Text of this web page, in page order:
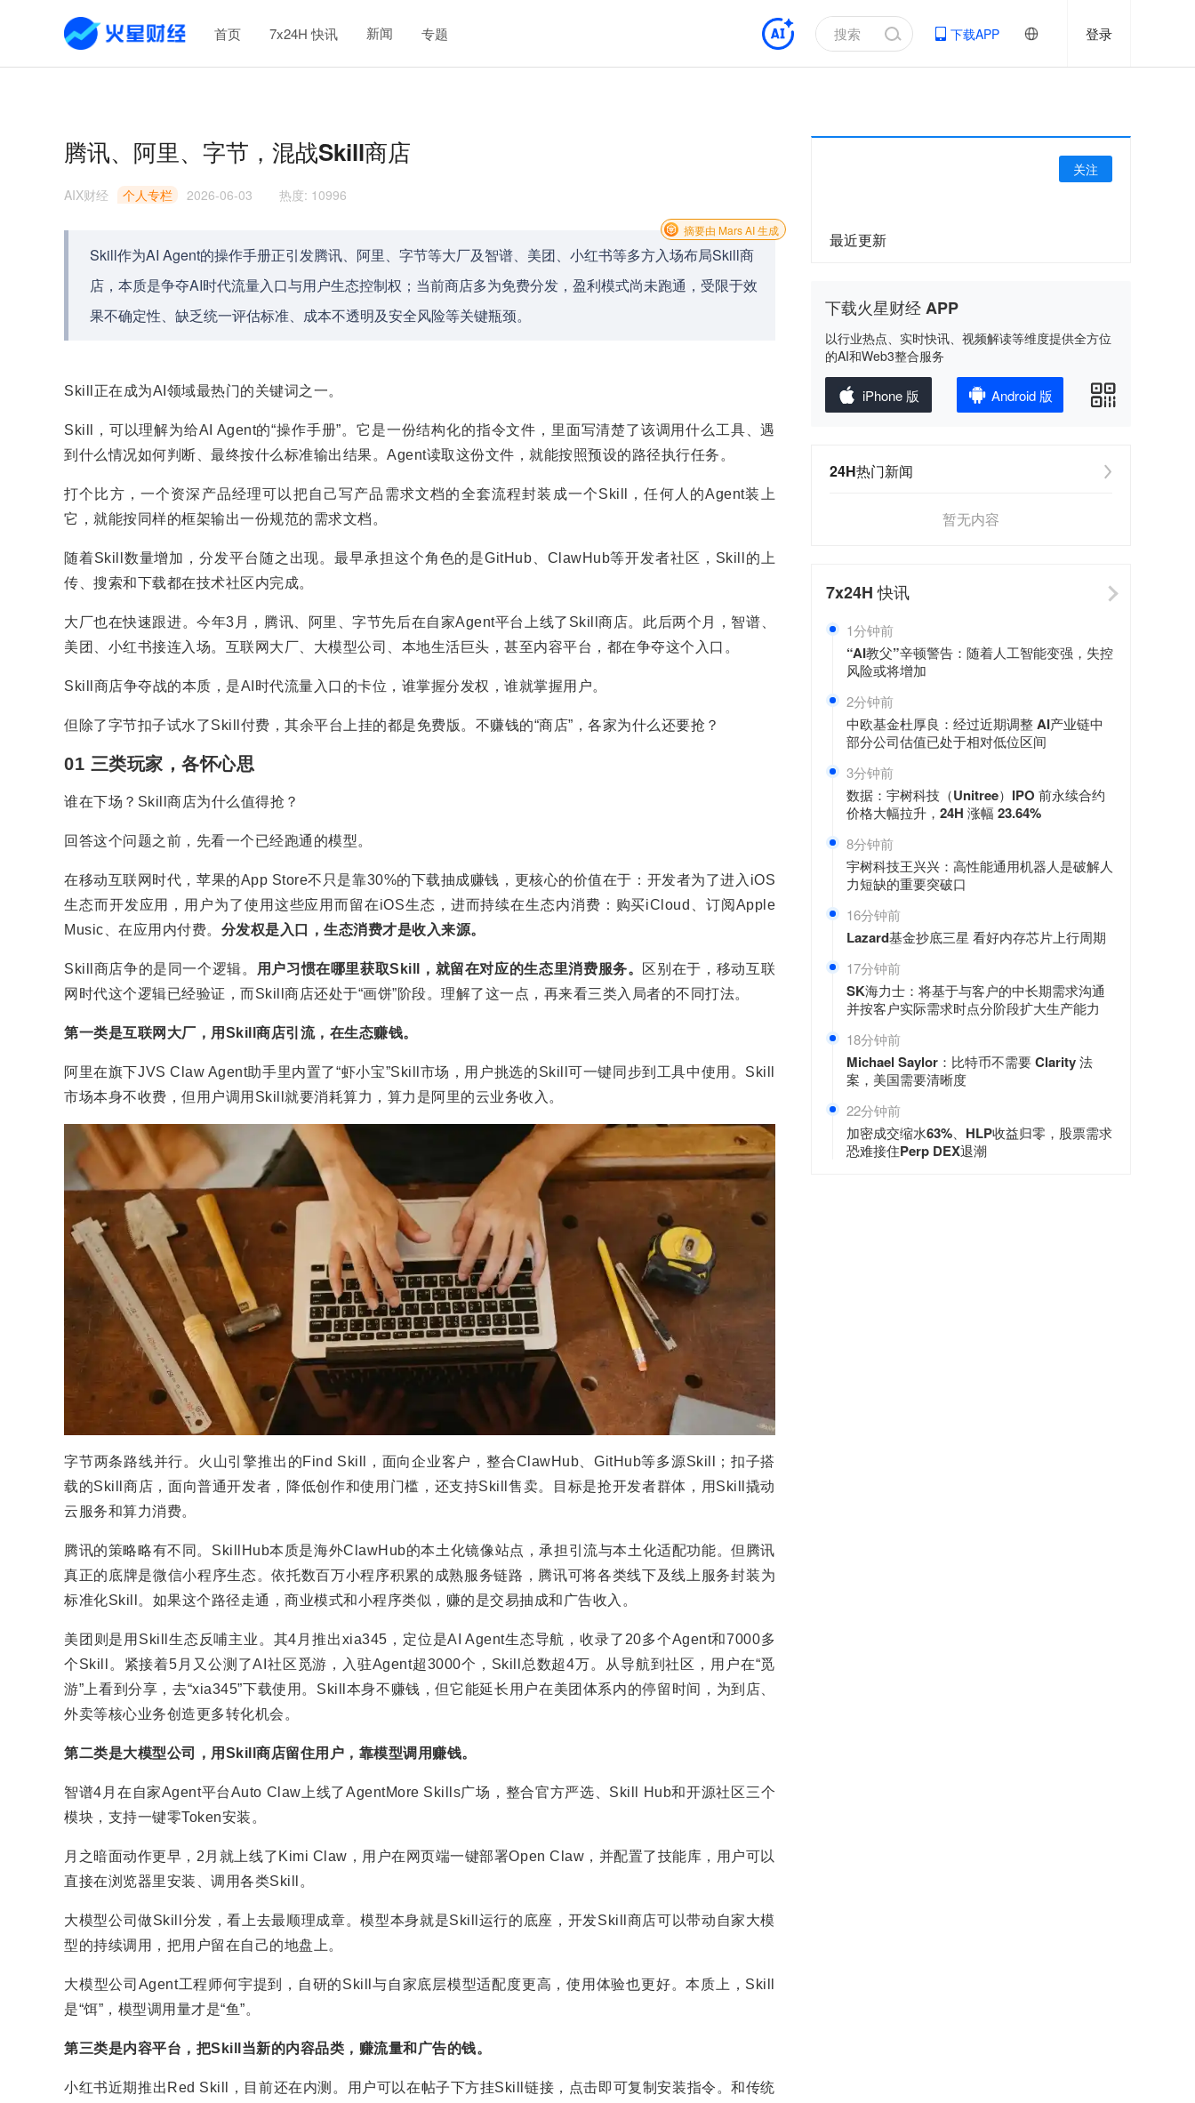
首页 7x24H 快讯 新闻 专题 下载APP 登录
腾讯、阿里、字节，混战Skill商店
AIX财经 个人专栏 2026-06-03 热度: 10996
Skill作为AI Agent的操作手册正引发腾讯、阿里、字节等大厂及智谱、美团、小红书等多方入场布局Skill商
店，本质是争夺AI时代流量入口与用户生态控制权；当前商店多为免费分发，盈利模式尚未跑通，受限于效
果不确定性、缺乏统一评估标准、成本不透明及安全风险等关键瓶颈。
摘要由 Mars AI 生成
Skill正在成为AI领域最热门的关键词之一。
Skill，可以理解为给AI Agent的“操作手册”。它是一份结构化的指令文件，里面写清楚了该调用什么工具、遇
到什么情况如何判断、最终按什么标准输出结果。Agent读取这份文件，就能按照预设的路径执行任务。
打个比方，一个资深产品经理可以把自己写产品需求文档的全套流程封装成一个Skill，任何人的Agent装上
它，就能按同样的框架输出一份规范的需求文档。
随着Skill数量增加，分发平台随之出现。最早承担这个角色的是GitHub、ClawHub等开发者社区，Skill的上
传、搜索和下载都在技术社区内完成。
大厂也在快速跟进。今年3月，腾讯、阿里、字节先后在自家Agent平台上线了Skill商店。此后两个月，智谱、
美团、小红书接连入场。互联网大厂、大模型公司、本地生活巨头，甚至内容平台，都在争夺这个入口。
Skill商店争夺战的本质，是AI时代流量入口的卡位，谁掌握分发权，谁就掌握用户。
但除了字节扣子试水了Skill付费，其余平台上挂的都是免费版。不赚钱的“商店”，各家为什么还要抢？
01 三类玩家，各怀心思
谁在下场？Skill商店为什么值得抢？
回答这个问题之前，先看一个已经跑通的模型。
在移动互联网时代，苹果的App Store不只是靠30%的下载抽成赚钱，更核心的价值在于：开发者为了进入iOS
生态而开发应用，用户为了使用这些应用而留在iOS生态，进而持续在生态内消费：购买iCloud、订阅Apple
Music、在应用内付费。 分发权是入口，生态消费才是收入来源。
Skill商店争的是同一个逻辑。 用户习惯在哪里获取Skill，就留在对应的生态里消费服务。 区别在于，移动互联
网时代这个逻辑已经验证，而Skill商店还处于“画饼”阶段。理解了这一点，再来看三类入局者的不同打法。
第一类是互联网大厂，用Skill商店引流，在生态赚钱。
阿里在旗下JVS Claw Agent助手里内置了“虾小宝”Skill市场，用户挑选的Skill可一键同步到工具中使用。Skill
市场本身不收费，但用户调用Skill就要消耗算力，算力是阿里的云业务收入。
字节两条路线并行。火山引擎推出的Find Skill，面向企业客户，整合ClawHub、GitHub等多源Skill；扣子搭
载的Skill商店，面向普通开发者，降低创作和使用门槛，还支持Skill售卖。目标是抢开发者群体，用Skill撬动
云服务和算力消费。
腾讯的策略略有不同。SkillHub本质是海外ClawHub的本土化镜像站点，承担引流与本土化适配功能。但腾讯
真正的底牌是微信小程序生态。依托数百万小程序积累的成熟服务链路，腾讯可将各类线下及线上服务封装为
标准化Skill。如果这个路径走通，商业模式和小程序类似，赚的是交易抽成和广告收入。
美团则是用Skill生态反哺主业。其4月推出xia345，定位是AI Agent生态导航，收录了20多个Agent和7000多
个Skill。紧接着5月又公测了AI社区觅游，入驻Agent超3000个，Skill总数超4万。从导航到社区，用户在“觅
游”上看到分享，去“xia345”下载使用。Skill本身不赚钱，但它能延长用户在美团体系内的停留时间，为到店、
外卖等核心业务创造更多转化机会。
第二类是大模型公司，用Skill商店留住用户，靠模型调用赚钱。
智谱4月在自家Agent平台Auto Claw上线了AgentMore Skills广场，整合官方严选、Skill Hub和开源社区三个
模块，支持一键零Token安装。
月之暗面动作更早，2月就上线了Kimi Claw，用户在网页端一键部署Open Claw，并配置了技能库，用户可以
直接在浏览器里安装、调用各类Skill。
大模型公司做Skill分发，看上去最顺理成章。模型本身就是Skill运行的底座，开发Skill商店可以带动自家大模
型的持续调用，把用户留在自己的地盘上。
大模型公司Agent工程师何宇提到，自研的Skill与自家底层模型适配度更高，使用体验也更好。本质上，Skill
是“饵”，模型调用量才是“鱼”。
第三类是内容平台，把Skill当新的内容品类，赚流量和广告的钱。
小红书近期推出Red Skill，目前还在内测。用户可以在帖子下方挂Skill链接，点击即可复制安装指令。和传统
关注
最近更新
下载火星财经 APP
以行业热点、实时快讯、视频解读等维度提供全方位
的AI和Web3整合服务
iPhone 版 Android 版
24H热门新闻
暂无内容
7x24H快讯
1分钟前
“AI教父”辛顿警告：随着人工智能变强，失控
风险或将增加
2分钟前
中欧基金杜厚良：经过近期调整 AI产业链中
部分公司估值已处于相对低位区间
3分钟前
数据：宇树科技（Unitree）IPO 前永续合约
价格大幅拉升，24H 涨幅 23.64%
8分钟前
宇树科技王兴兴：高性能通用机器人是破解人
力短缺的重要突破口
17分钟前
Lazard基金抄底三星 看好内存芯片上行周期
17分钟前
SK海力士：将基于与客户的中长期需求沟通
并按客户实际需求时点分阶段扩大生产能力
18分钟前
Michael Saylor：比特币不需要 Clarity 法
案，美国需要清晰度
22分钟前
加密成交缩水63%、HLP收益归零，股票需求
恐难接住Perp DEX退潮